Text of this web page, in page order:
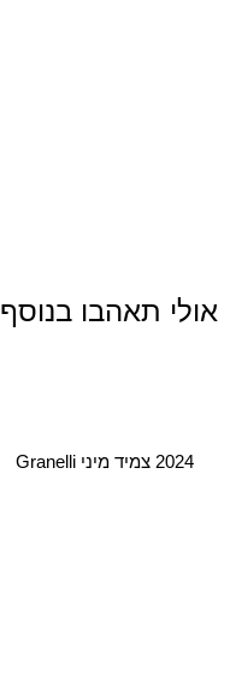
אולי תאהבו בנוסף
2024 צמיד מיני Granelli